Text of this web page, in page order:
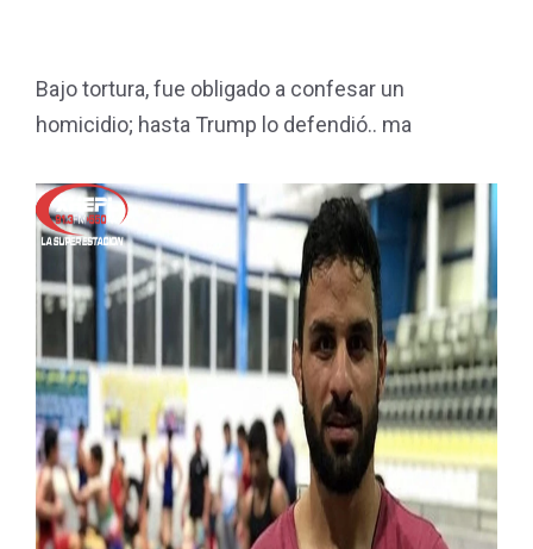
Bajo tortura, fue obligado a confesar un
homicidio; hasta Trump lo defendió.. ma